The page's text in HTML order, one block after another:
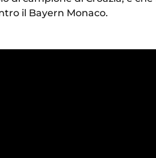
il Bayern Monaco.